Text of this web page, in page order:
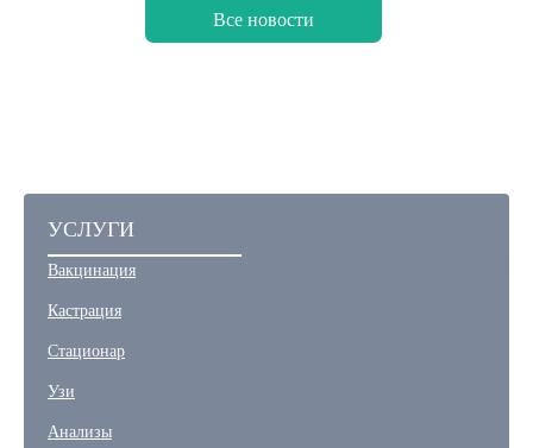
Все новости
УСЛУГИ
Вакцинация
Кастрация
Стационар
Узи
Анализы